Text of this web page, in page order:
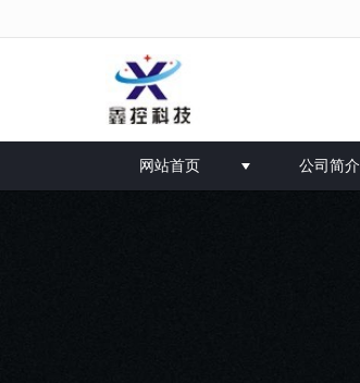
网站首页 公司简介